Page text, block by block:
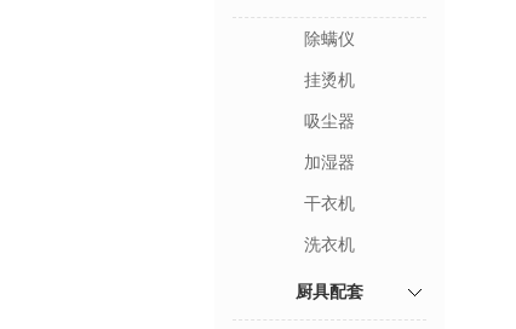
除螨仪
挂烫机
吸尘器
加湿器
干衣机
洗衣机
厨具配套